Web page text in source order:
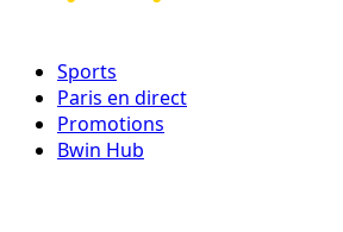
Sports
Paris en direct
Promotions
Bwin Hub